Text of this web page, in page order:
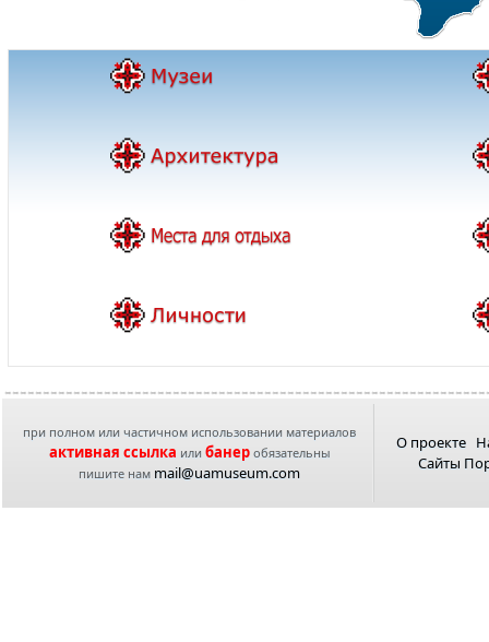
при полном или частичном использовании материалов
активная ссылка или банеробязательны
пишите нам mail@uamuseum.com
О проекте
Сайты